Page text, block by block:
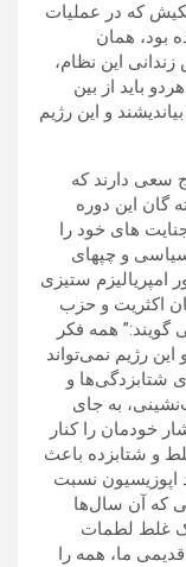
که در عملیات
بود، همان
این نظام،
باید از بین
و این رژیم
سعی دارند که
گان این دوره
جنایت های خود را
سیاسی و چپهای
امپریالیزم ستیزی
اکثریت و حزب
گویند:” همه فکر
رژیم نمی‌تواند
شتابزدگی‌ها و
به جای
خودمان را کنار
و شتابزده باعث
اپوزیسیون نسبت
که آن سال‌ها
غلط لطمات
ما، همه را